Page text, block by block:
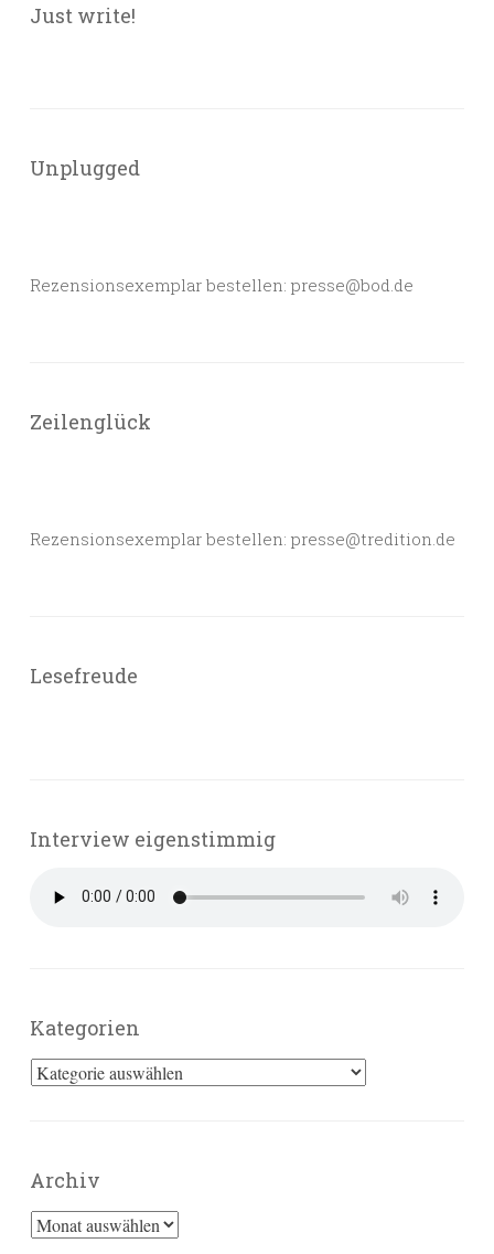
Just write!
Unplugged
Rezensionsexemplar bestellen: presse@bod.de
Zeilenglück
Rezensionsexemplar bestellen: presse@tredition.de
Lesefreude
Interview eigenstimmig
Kategorien
Kategorien
Archiv
Archiv